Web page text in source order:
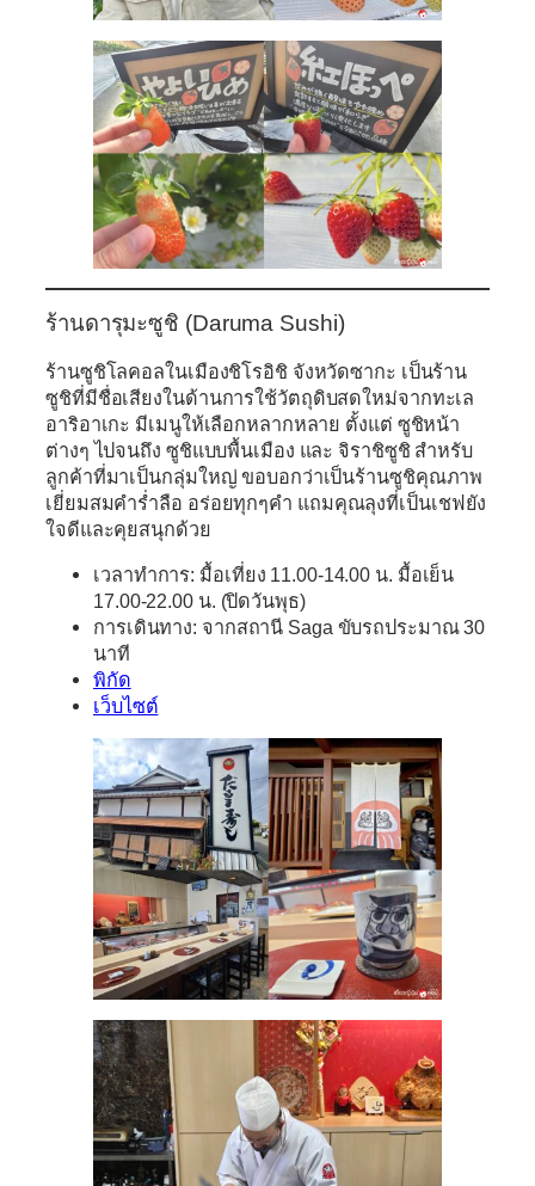
ร้านดารุมะซูชิ (Daruma Sushi)
ร้านซูชิโลคอลในเมืองชิโรอิชิ จังหวัดซากะ เป็นร้าน
ซูชิที่มีชื่อเสียงในด้านการใช้วัตถุดิบสดใหม่จากทะเล
อาริอาเกะ มีเมนูให้เลือกหลากหลาย ตั้งแต่ ซูชิหน้า
ต่างๆ ไปจนถึง ซูชิแบบพื้นเมือง และ จิราชิซูชิ สำหรับ
ลูกค้าที่มาเป็นกลุ่มใหญ่ ขอบอกว่าเป็นร้านซูชิคุณภาพ
เยี่ยมสมคำร่ำลือ อร่อยทุกๆคำ แถมคุณลุงที่เป็นเชฟยัง
ใจดีและคุยสนุกด้วย
เวลาทำการ: มื้อเที่ยง 11.00-14.00 น. มื้อเย็น
17.00-22.00 น. (ปิดวันพุธ)
การเดินทาง: จากสถานี Saga ขับรถประมาณ 30
นาที
พิกัด
เว็บไซต์